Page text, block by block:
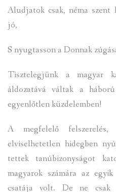
Aludjatok csak, néma szent
jó,
S nyugtasson a Donnak
Tisztelegjünk a magyar
áldozatává váltak a
egyenlőtlen küzdelemben!
A megfelelő felszerelés,
elviselhetetlen hidegben
tettek tanúbizonyságot
magyarok számára az
csatája volt. De ne csak